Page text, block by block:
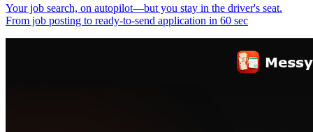
Your job search, on autopilot—but you stay in the driver's seat.
From job posting to ready-to-send application in 60 sec